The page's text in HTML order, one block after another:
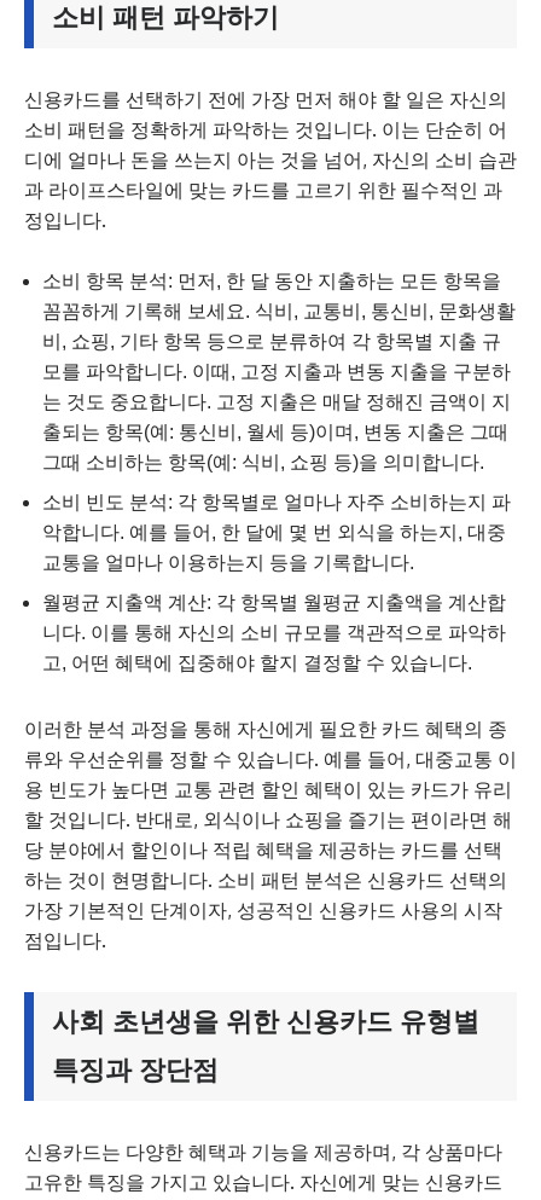
소비 패턴 파악하기
신용카드를 선택하기 전에 가장 먼저 해야 할 일은 자신의
소비 패턴을 정확하게 파악하는 것입니다. 이는 단순히 어
디에 얼마나 돈을 쓰는지 아는 것을 넘어, 자신의 소비 습관
과 라이프스타일에 맞는 카드를 고르기 위한 필수적인 과
정입니다.
소비 항목 분석: 먼저, 한 달 동안 지출하는 모든 항목을
꼼꼼하게 기록해 보세요. 식비, 교통비, 통신비, 문화생활
비, 쇼핑, 기타 항목 등으로 분류하여 각 항목별 지출 규
모를 파악합니다. 이때, 고정 지출과 변동 지출을 구분하
는 것도 중요합니다. 고정 지출은 매달 정해진 금액이 지
출되는 항목(예: 통신비, 월세 등)이며, 변동 지출은 그때
그때 소비하는 항목(예: 식비, 쇼핑 등)을 의미합니다.
소비 빈도 분석: 각 항목별로 얼마나 자주 소비하는지 파
악합니다. 예를 들어, 한 달에 몇 번 외식을 하는지, 대중
교통을 얼마나 이용하는지 등을 기록합니다.
월평균 지출액 계산: 각 항목별 월평균 지출액을 계산합
니다. 이를 통해 자신의 소비 규모를 객관적으로 파악하
고, 어떤 혜택에 집중해야 할지 결정할 수 있습니다.
이러한 분석 과정을 통해 자신에게 필요한 카드 혜택의 종
류와 우선순위를 정할 수 있습니다. 예를 들어, 대중교통 이
용 빈도가 높다면 교통 관련 할인 혜택이 있는 카드가 유리
할 것입니다. 반대로, 외식이나 쇼핑을 즐기는 편이라면 해
당 분야에서 할인이나 적립 혜택을 제공하는 카드를 선택
하는 것이 현명합니다. 소비 패턴 분석은 신용카드 선택의
가장 기본적인 단계이자, 성공적인 신용카드 사용의 시작
점입니다.
사회 초년생을 위한 신용카드 유형별
특징과 장단점
신용카드는 다양한 혜택과 기능을 제공하며, 각 상품마다
고유한 특징을 가지고 있습니다. 자신에게 맞는 신용카드